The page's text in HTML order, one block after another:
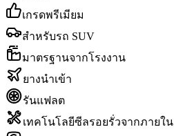
เกรดพรีเมียม
สำหรับรถ SUV
มาตรฐานจากโรงงาน
ยางนำเข้า
รันแฟลต
เทคโนโลยีซีลรอยรั่วจากภายใน